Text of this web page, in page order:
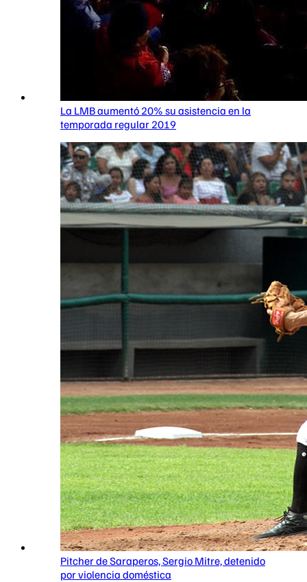
La LMB aumentó 20% su asistencia en la
temporada regular 2019
Pitcher de Saraperos, Sergio Mitre, detenido
por violencia doméstica